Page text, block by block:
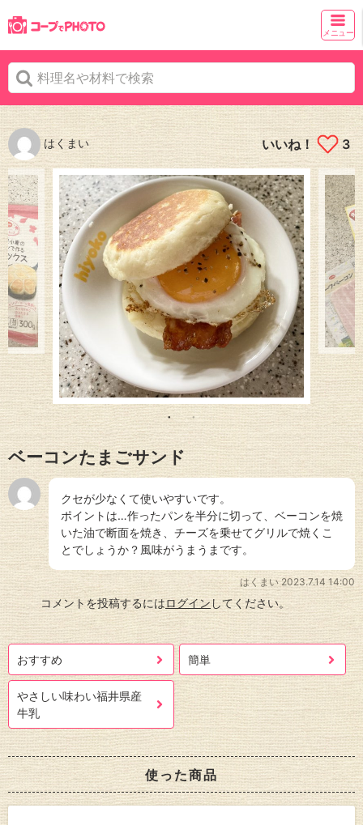
メニュー
はくまい いいね！ 3
ベーコンたまごサンド
クセが少なくて使いやすいです。
ポイントは…作ったパンを半分に切って、ベーコンを焼
いた油で断面を焼き、チーズを乗せてグリルで焼くこ
とでしょうか？風味がうまうまです。
はくまい2023.7.14 14:00
コメントを投稿するにはログインしてください。
おすすめ 簡単
やさしい味わい福井県産
牛乳
使った商品